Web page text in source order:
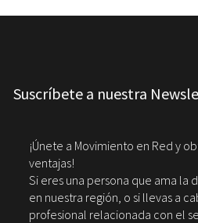
Suscríbete a nuestra
¡Únete a Movimiento en Red y
ventajas!
Si eres una persona que ama la
en nuestra región, o si llevas a
profesional relacionada con el